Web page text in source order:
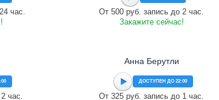
час.
От 500 руб. запись до 2 час.
Закажите сейчас!
час.
Анна Берутли
ДОСТУПЕН ДО 22:00
От 325 руб. запись до 1 час.